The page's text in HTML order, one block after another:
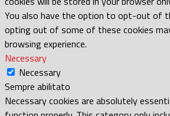
You also have the option to opt-out of
opting out of some of these cookies
browsing experience.
Necessary
Necessary
Sempre abilitato
Necessary cookies are absolutely